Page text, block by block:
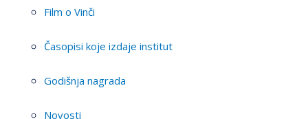
Film o Vinči
Časopisi koje izdaje institut
Godišnja nagrada
Novosti